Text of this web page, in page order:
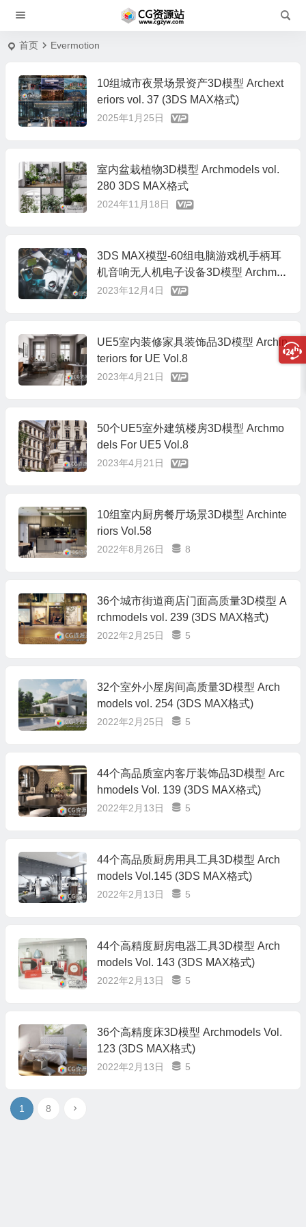
首页 Evermotion
10组城市夜景场景资产3D模型 Archext
eriors vol. 37 (3DS MAX格式)
2025年1月25日
室内盆栽植物3D模型 Archmodels vol.
280 3DS MAX格式
2024年11月18日
3DS MAX模型-60组电脑游戏机手柄耳
机音响无人机电子设备3D模型 Archmo
dels Vol.261
2023年12月4日
UE5室内装修家具装饰品3D模型 Archin
teriors for UE Vol.8
2023年4月21日
50个UE5室外建筑楼房3D模型 Archmo
dels For UE5 Vol.8
2023年4月21日
10组室内厨房餐厅场景3D模型 Archinte
riors Vol.58
2022年8月26日 8
36个城市街道商店门面高质量3D模型 A
rchmodels vol. 239 (3DS MAX格式)
2022年2月25日 5
32个室外小屋房间高质量3D模型 Arch
models vol. 254 (3DS MAX格式)
2022年2月25日 5
44个高品质室内客厅装饰品3D模型 Arc
hmodels Vol. 139 (3DS MAX格式)
2022年2月13日 5
44个高品质厨房用具工具3D模型 Arch
models Vol.145 (3DS MAX格式)
2022年2月13日 5
44个高精度厨房电器工具3D模型 Arch
models Vol. 143 (3DS MAX格式)
2022年2月13日 5
36个高精度床3D模型 Archmodels Vol.
123 (3DS MAX格式)
2022年2月13日 5
1 8